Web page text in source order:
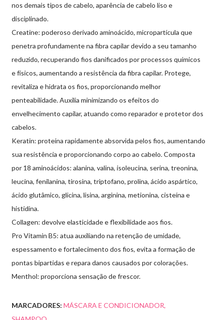
nos demais tipos de cabelo, aparência de cabelo liso e
disciplinado.
Creatine: poderoso derivado aminoácido, micropartícula que
penetra profundamente na fibra capilar devido a seu tamanho
reduzido, recuperando fios danificados por processos químicos
e físicos, aumentando a resistência da fibra capilar. Protege,
revitaliza e hidrata os fios, proporcionando melhor
penteabilidade. Auxilia minimizando os efeitos do
envelhecimento capilar, atuando como reparador e protetor dos
cabelos.
Keratin: proteína rapidamente absorvida pelos fios, aumentando
sua resistência e proporcionando corpo ao cabelo. Composta
por 18 aminoácidos: alanina, valina, isoleucina, serina, treonina,
leucina, fenilanina, tirosina, triptofano, prolina, ácido aspártico,
ácido glutâmico, glicina, lisina, arginina, metionina, cisteína e
histidina.
Collagen: devolve elasticidade e flexibilidade aos fios.
Pro Vitamin B5: atua auxiliando na retenção de umidade,
espessamento e fortalecimento dos fios, evita a formação de
pontas bipartidas e repara danos causados por colorações.
Menthol: proporciona sensação de frescor.
MARCADORES: MÁSCARA E CONDICIONADOR